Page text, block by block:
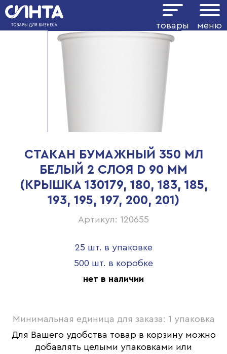
товары меню
СТАКАН БУМАЖНЫЙ 350 МЛ
БЕЛЫЙ 2 СЛОЯ D 90 ММ
(КРЫШКА 130179, 180, 183, 185,
193, 195, 197, 200, 201)
Артикул: 120655
25 шт. в упаковке
500 шт. в коробке
нет в наличии
Минимальная единица для заказа: 1 упаковка
Для Вашего удобства товар в корзину можно
добавлять целыми упаковками или